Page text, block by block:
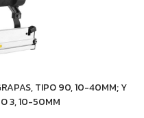
TIPO 90, 10-40MM; Y
3, 10-50MM